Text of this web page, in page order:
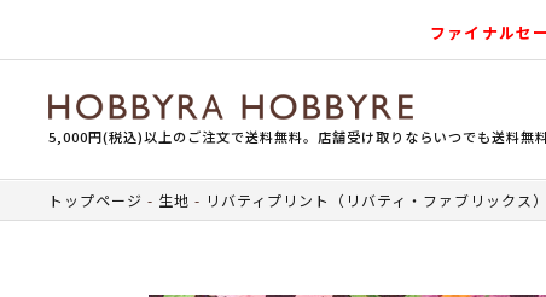
ファイナルセ
5,000円(税込)以上のご注文で送料無料。店舗受け取りならいつでも送料無
トップページ 生地 リバティプリント（リバティ・ファブリックス）